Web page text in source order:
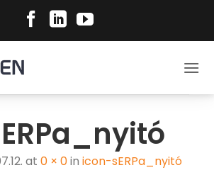
at 0 × 0in icon-sERPa_nyitó